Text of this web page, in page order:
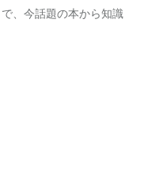
、今話題の本から知識